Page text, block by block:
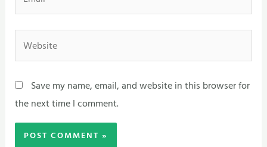
Website
Save my name, email, and website in this browser for
the next time I comment.